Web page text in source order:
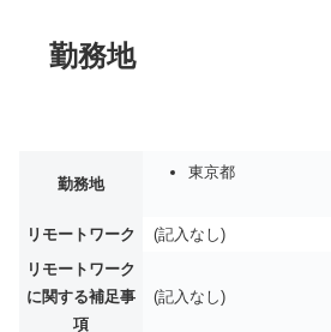
勤務地
勤務地
東京都
リモートワーク
(記入なし)
リモートワーク
に関する補足事
項
(記入なし)